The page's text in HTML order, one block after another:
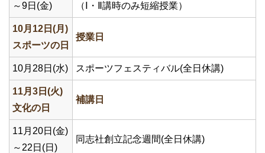
～9日(金)
（Ⅰ・Ⅱ講時のみ短縮授業）
10月12日(月)
スポーツの日
授業日
10月28日(水) スポーツフェスティバル(全日休講)
11月3日(火)
文化の日
補講日
11月20日(金)
～22日(日)
同志社創立記念週間(全日休講)